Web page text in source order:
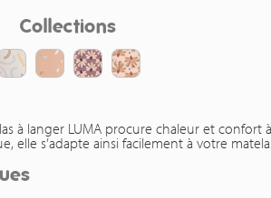
Collections
à langer LUMA procure chaleur et confort à
elle s’adapte ainsi facilement à votre